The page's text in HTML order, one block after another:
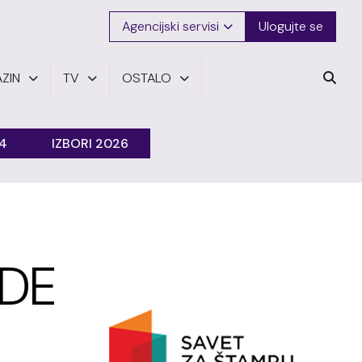
Agencijski servisi Ulogujte se
TV OSTALO
IZBORI 2026